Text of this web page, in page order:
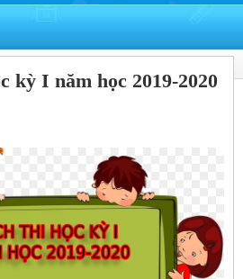
kỳ I năm học 2019-2020